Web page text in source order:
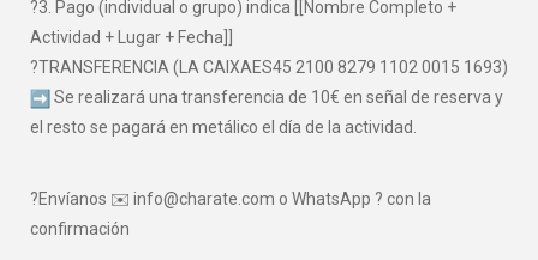
?3. Pago (individual o grupo) indica [[Nombre Completo +
Actividad + Lugar + Fecha]]
?TRANSFERENCIA (LA CAIXAES45 2100 8279 1102 0015 1693)
Se realizará una transferencia de 10€ en señal de reserva y
el resto se pagará en metálico el día de la actividad.
?Envíanos ✉️ info@charate.com o WhatsApp ? con la
confirmación